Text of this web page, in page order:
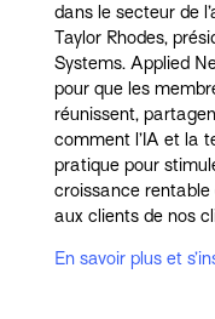
dans le secteur de
Taylor Rhodes,
Systems. Applied
pour que les
réunissent,
comment l’IA et la
pratique pour
croissance
aux clients de nos
En savoir plus et